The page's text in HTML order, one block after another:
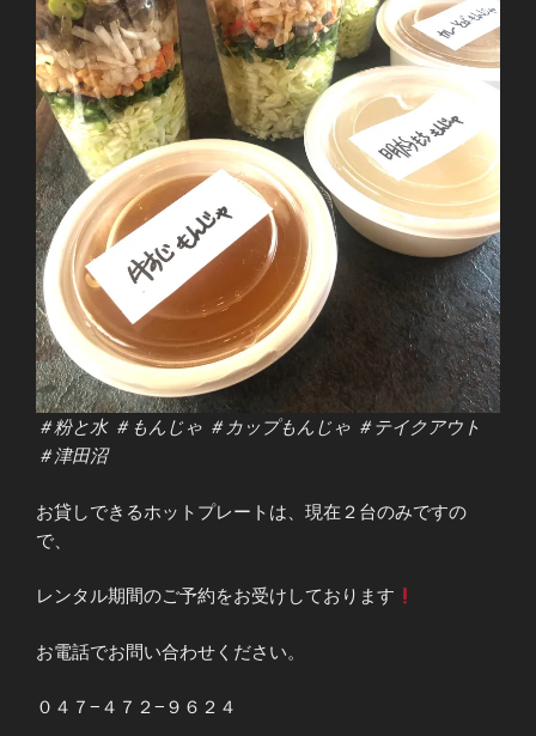
＃粉と水 ＃もんじゃ ＃カップもんじゃ ＃テイクアウト
＃津田沼
お貸しできるホットプレートは、現在２台のみですの
で、
レンタル期間のご予約をお受けしております
お電話でお問い合わせください。
０４７−４７２−９６２４